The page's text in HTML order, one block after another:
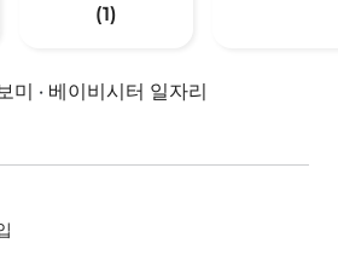
(1)
미 · 베이비시터 일자리